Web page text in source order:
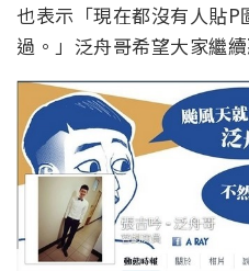
也表示「現在都沒有人貼
過。」泛舟哥希望大家繼